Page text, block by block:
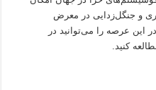
شهری و جنگل‌زدایی در معرض
این عرصه را می‌توانید در